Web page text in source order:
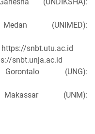
(UNIMED):
https://snbt.utu.ac.id
snbt.unja.ac.id
(UNG):
(UNM):